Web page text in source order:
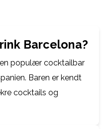
Barcelona?
en populær cocktailbar
Baren er kendt
cocktails og